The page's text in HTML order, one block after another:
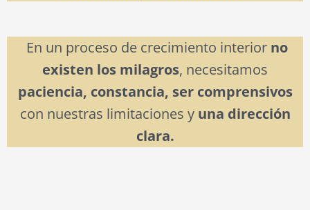
En un proceso de crecimiento interior no
existen los milagros, necesitamos
paciencia, constancia, ser comprensivos
con nuestras limitaciones y una dirección
clara.